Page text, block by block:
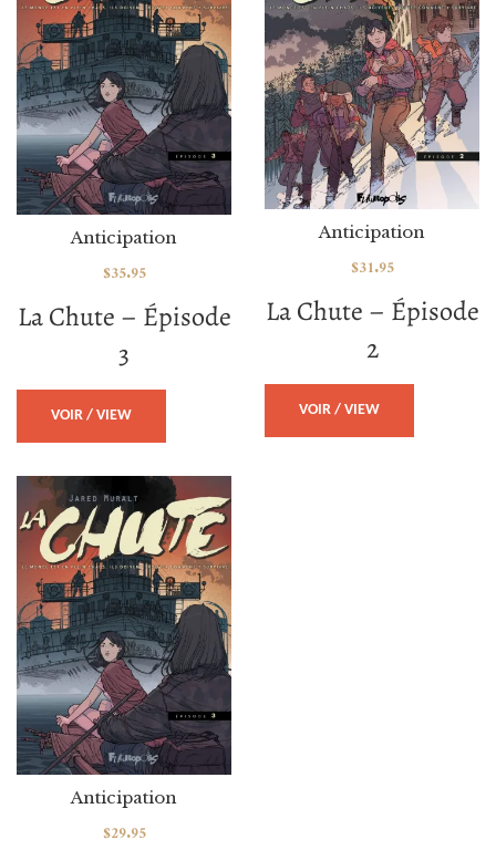
La Chute – Épisode
3
Anticipation
$35.95
VOIR / VIEW
La Chute – Épisode
2
Anticipation
$31.95
VOIR / VIEW
Anticipation
$29.95